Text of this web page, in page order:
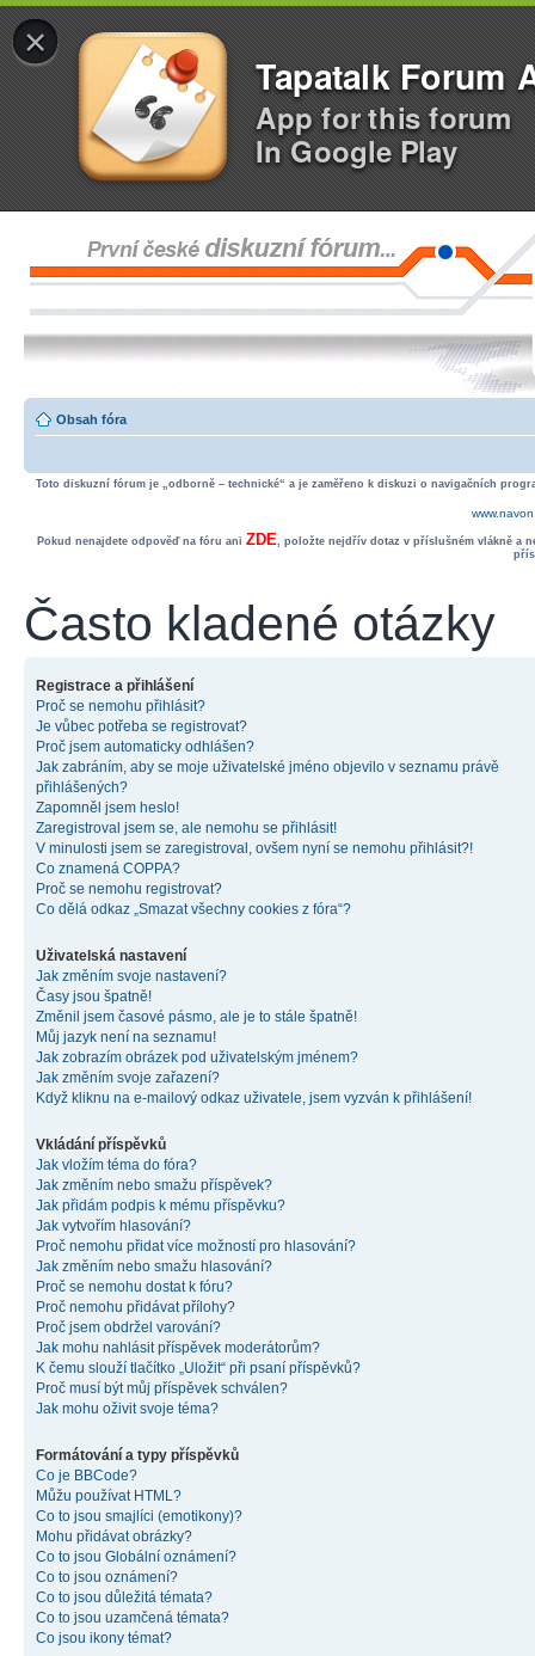
×
Tapatalk Forum
App for this forum
In Google Play
Obsah fóra
Toto diskuzní fórum je „odborně – technické“ a je zaměřeno k diskuzi o navigačních
Pokud nenajdete odpověď na fóru ani ZDE, položte nejdřív dotaz v příslušném vlákně a
Často kladené otázky
Registrace a přihlášení
Proč se nemohu přihlásit?
Je vůbec potřeba se registrovat?
Proč jsem automaticky odhlášen?
Jak zabráním, aby se moje uživatelské jméno objevilo v seznamu právě
přihlášených?
Zapomněl jsem heslo!
Zaregistroval jsem se, ale nemohu se přihlásit!
V minulosti jsem se zaregistroval, ovšem nyní se nemohu přihlásit?!
Co znamená COPPA?
Proč se nemohu registrovat?
Co dělá odkaz „Smazat všechny cookies z fóra“?
Uživatelská nastavení
Jak změním svoje nastavení?
Časy jsou špatně!
Změnil jsem časové pásmo, ale je to stále špatně!
Můj jazyk není na seznamu!
Jak zobrazím obrázek pod uživatelským jménem?
Jak změním svoje zařazení?
Když kliknu na e-mailový odkaz uživatele, jsem vyzván k přihlášení!
Vkládání příspěvků
Jak vložím téma do fóra?
Jak změním nebo smažu příspěvek?
Jak přidám podpis k mému příspěvku?
Jak vytvořím hlasování?
Proč nemohu přidat více možností pro hlasování?
Jak změním nebo smažu hlasování?
Proč se nemohu dostat k fóru?
Proč nemohu přidávat přílohy?
Proč jsem obdržel varování?
Jak mohu nahlásit příspěvek moderátorům?
K čemu slouží tlačítko „Uložit“ při psaní příspěvků?
Proč musí být můj příspěvek schválen?
Jak mohu oživit svoje téma?
Formátování a typy příspěvků
Co je BBCode?
Můžu používat HTML?
Co to jsou smajlíci (emotikony)?
Mohu přidávat obrázky?
Co to jsou Globální oznámení?
Co to jsou oznámení?
Co to jsou důležitá témata?
Co to jsou uzamčená témata?
Co jsou ikony témat?